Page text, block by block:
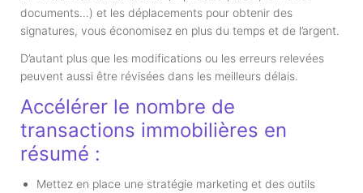
documents…) et les déplacements pour obtenir des
signatures, vous économisez en plus du temps et de l’argent.
D’autant plus que les modifications ou les erreurs relevées
peuvent aussi être révisées dans les meilleurs délais.
Accélérer le nombre de
transactions immobilières en
résumé :
Mettez en place une stratégie marketing et des outils